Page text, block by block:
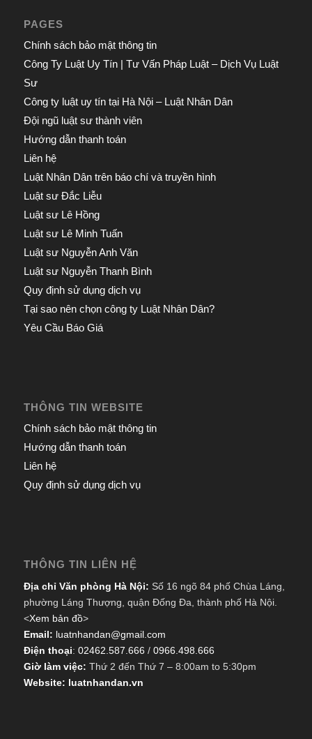
PAGES
Chính sách bảo mật thông tin
Công Ty Luật Uy Tín | Tư Vấn Pháp Luật – Dịch Vụ Luật
Sư
Công ty luật uy tín tại Hà Nội – Luật Nhân Dân
Đội ngũ luật sư thành viên
Hướng dẫn thanh toán
Liên hệ
Luật Nhân Dân trên báo chí và truyền hình
Luật sư Đắc Liễu
Luật sư Lê Hồng
Luật sư Lê Minh Tuấn
Luật sư Nguyễn Anh Văn
Luật sư Nguyễn Thanh Bình
Quy định sử dụng dịch vụ
Tại sao nên chọn công ty Luật Nhân Dân?
Yêu Cầu Báo Giá
THÔNG TIN WEBSITE
Chính sách bảo mật thông tin
Hướng dẫn thanh toán
Liên hệ
Quy định sử dụng dịch vụ
THÔNG TIN LIÊN HỆ
Địa chỉ Văn phòng Hà Nội: Số 16 ngõ 84 phố Chùa Láng,
phường Láng Thượng, quận Đống Đa, thành phố Hà Nội.
<Xem bản đồ>
Email: luatnhandan@gmail.com
Điện thoại: 02462.587.666 / 0966.498.666
Giờ làm việc: Thứ 2 đến Thứ 7 – 8:00am to 5:30pm
Website: luatnhandan.vn